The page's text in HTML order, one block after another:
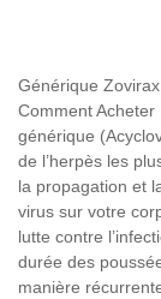
Générique Zovirax
Comment Acheter
générique
de l’herpès les
la propagation et
virus sur votre
lutte contre
durée des
manière